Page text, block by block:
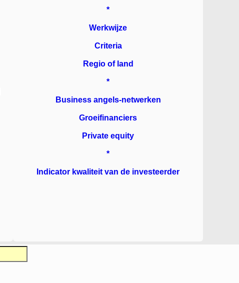
*
Werkwijze
Criteria
Regio of land
*
Business angels-netwerken
Groeifinanciers
Private equity
*
Indicator kwaliteit van de investeerder